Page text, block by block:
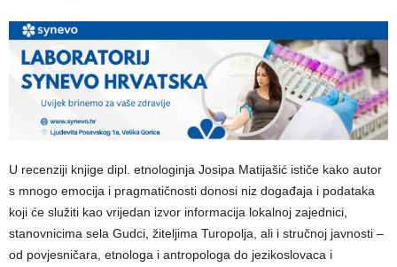
U recenziji knjige dipl. etnologinja Josipa Matijašić ističe kako autor
s mnogo emocija i pragmatičnosti donosi niz događaja i podataka
koji će služiti kao vrijedan izvor informacija lokalnoj zajednici,
stanovnicima sela Gudci, žiteljima Turopolja, ali i stručnoj javnosti –
od povjesničara, etnologa i antropologa do jezikoslovaca i